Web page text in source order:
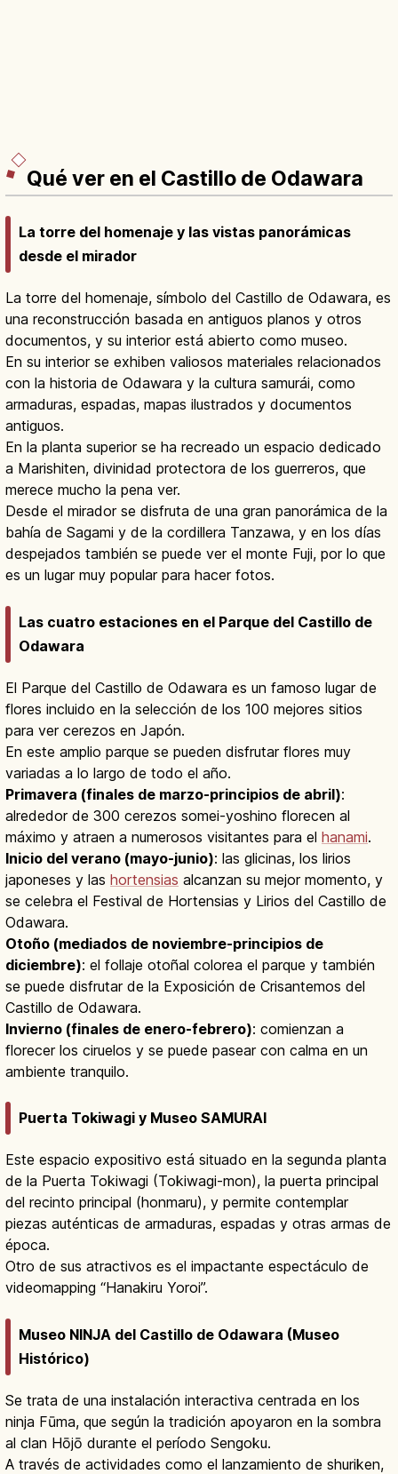
Qué ver en el Castillo de Odawara
La torre del homenaje y las vistas panorámicas
desde el mirador
La torre del homenaje, símbolo del Castillo de Odawara, es
una reconstrucción basada en antiguos planos y otros
documentos, y su interior está abierto como museo.
En su interior se exhiben valiosos materiales relacionados
con la historia de Odawara y la cultura samurái, como
armaduras, espadas, mapas ilustrados y documentos
antiguos.
En la planta superior se ha recreado un espacio dedicado
a Marishiten, divinidad protectora de los guerreros, que
merece mucho la pena ver.
Desde el mirador se disfruta de una gran panorámica de la
bahía de Sagami y de la cordillera Tanzawa, y en los días
despejados también se puede ver el monte Fuji, por lo que
es un lugar muy popular para hacer fotos.
Las cuatro estaciones en el Parque del Castillo de
Odawara
El Parque del Castillo de Odawara es un famoso lugar de
flores incluido en la selección de los 100 mejores sitios
para ver cerezos en Japón.
En este amplio parque se pueden disfrutar flores muy
variadas a lo largo de todo el año.
Primavera (finales de marzo-principios de abril):
alrededor de 300 cerezos somei-yoshino florecen al
máximo y atraen a numerosos visitantes para el hanami.
Inicio del verano (mayo-junio): las glicinas, los lirios
japoneses y las hortensias alcanzan su mejor momento, y
se celebra el Festival de Hortensias y Lirios del Castillo de
Odawara.
Otoño (mediados de noviembre-principios de
diciembre): el follaje otoñal colorea el parque y también
se puede disfrutar de la Exposición de Crisantemos del
Castillo de Odawara.
Invierno (finales de enero-febrero): comienzan a
florecer los ciruelos y se puede pasear con calma en un
ambiente tranquilo.
Puerta Tokiwagi y Museo SAMURAI
Este espacio expositivo está situado en la segunda planta
de la Puerta Tokiwagi (Tokiwagi-mon), la puerta principal
del recinto principal (honmaru), y permite contemplar
piezas auténticas de armaduras, espadas y otras armas de
época.
Otro de sus atractivos es el impactante espectáculo de
videomapping “Hanakiru Yoroi”.
Museo NINJA del Castillo de Odawara (Museo
Histórico)
Se trata de una instalación interactiva centrada en los
ninja Fūma, que según la tradición apoyaron en la sombra
al clan Hōjō durante el período Sengoku.
A través de actividades como el lanzamiento de shuriken,